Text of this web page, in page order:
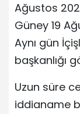
Ağustos
Güney 19
Aynı gün
başkanlığı
Uzun süre
iddianame